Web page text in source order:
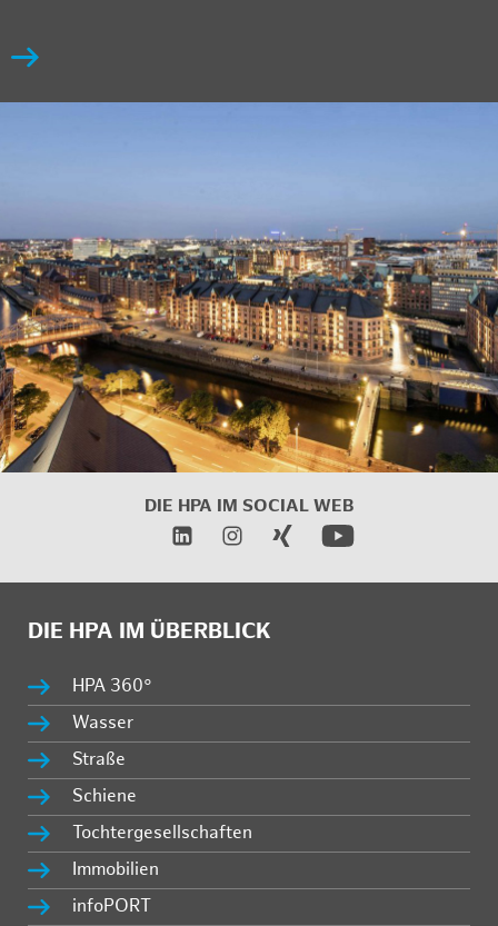
DIE HPA IM SOCIAL WEB
DIE HPA IM ÜBERBLICK
HPA 360°
Wasser
Straße
Schiene
Tochtergesellschaften
Immobilien
infoPORT